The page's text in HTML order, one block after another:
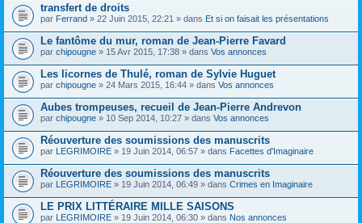
transfert de droits
par Ferrand » 22 Juin 2015, 22:21 » dans Et si on faisait les présentations
Le fantôme du mur, roman de Jean-Pierre Favard
par chipougne » 15 Avr 2015, 17:38 » dans Vos annonces
Les licornes de Thulé, roman de Sylvie Huguet
par chipougne » 24 Mars 2015, 16:44 » dans Vos annonces
Aubes trompeuses, recueil de Jean-Pierre Andrevon
par chipougne » 10 Sep 2014, 10:27 » dans Vos annonces
Réouverture des soumissions des manuscrits
par LEGRIMOIRE » 19 Juin 2014, 06:57 » dans Facettes d'Imaginaire
Réouverture des soumissions des manuscrits
par LEGRIMOIRE » 19 Juin 2014, 06:49 » dans Crimes en Imaginaire
LE PRIX LITTÉRAIRE MILLE SAISONS
par LEGRIMOIRE » 19 Juin 2014, 06:30 » dans Nos annonces